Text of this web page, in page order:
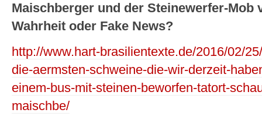
Maischberger und der Steinewerfer-Mob
Wahrheit oder Fake News?
http://www.hart-brasilientexte.de/2016/02/
die-aermsten-schweine-die-wir-derzeit-
einem-bus-mit-steinen-beworfen-tatort-
maischbe/